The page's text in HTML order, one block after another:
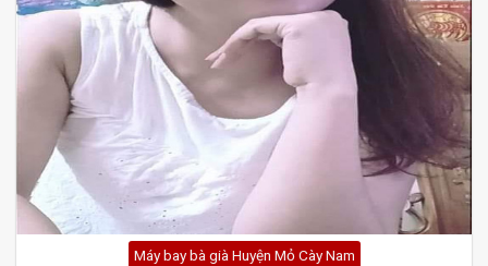
Máy bay bà già Huyện Mỏ Cày Nam